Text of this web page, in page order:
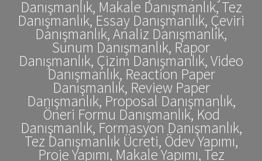
Danışmanlık, Makale Danışmanlık, Tez
Danışmanlık, Essay Danışmanlık, Çeviri
Danışmanlık, Analiz Danışmanlık,
Sunum Danışmanlık, Rapor
Danışmanlık, Çizim Danışmanlık, Video
Danışmanlık, Reaction Paper
Danışmanlık, Review Paper
Danışmanlık, Proposal Danışmanlık,
Öneri Formu Danışmanlık, Kod
Danışmanlık, Formasyon Danışmanlık,
Tez Danışmanlık Ücreti, Ödev Yapımı,
Proje Yapımı, Makale Yapımı, Tez